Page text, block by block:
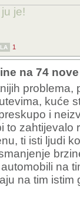
je!
1
na 74
problema,
kuće
i
to zahtijevalo
ti isti ljudi
na
na tim istim